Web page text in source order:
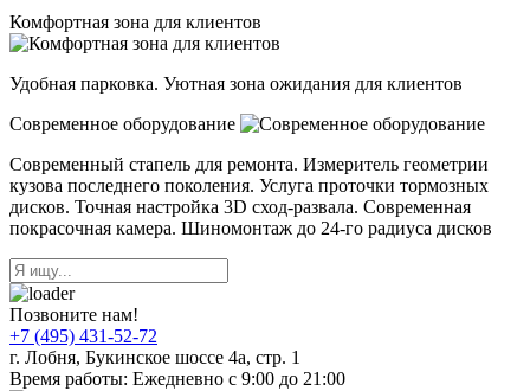
Комфортная зона для клиентов
Удобная парковка. Уютная зона ожидания для клиентов
Современное оборудование
Современный стапель для ремонта. Измеритель геометрии
кузова последнего поколения. Услуга проточки тормозных
дисков. Точная настройка 3D сход-развала. Современная
покрасочная камера. Шиномонтаж до 24-го радиуса дисков
Позвоните нам!
+7 (495) 431-52-72
г. Лобня, Букинское шоссе 4а, стр. 1
Время работы: Ежедневно с 9:00 до 21:00